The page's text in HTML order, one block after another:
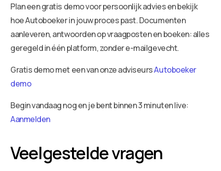
Plan een gratis demo voor persoonlijk advies en bekijk
hoe Autoboeker in jouw proces past. Documenten
aanleveren, antwoorden op vraagposten en boeken: alles
geregeld in één platform, zonder e-mailgevecht.
Gratis demo met een van onze adviseursAutoboeker
demo
Begin vandaag nog en je bent binnen 3 minuten live:
Aanmelden
Veelgestelde vragen